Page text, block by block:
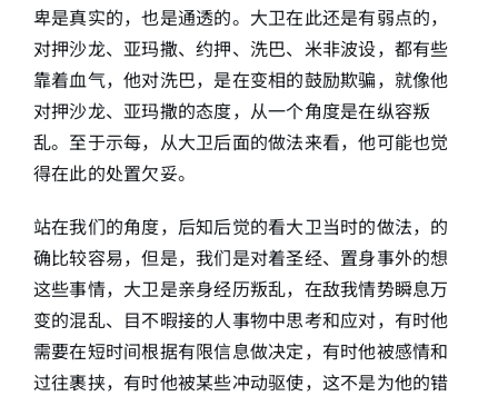
卑是真实的，也是通透的。大卫在此还是有弱点的，
对押沙龙、亚玛撒、约押、洗巴、米非波设，都有些
靠着血气，他对洗巴，是在变相的鼓励欺骗，就像他
对押沙龙、亚玛撒的态度，从一个角度是在纵容叛
乱。至于示每，从大卫后面的做法来看，他可能也觉
得在此的处置欠妥。
站在我们的角度，后知后觉的看大卫当时的做法，的
确比较容易，但是，我们是对着圣经、置身事外的想
这些事情，大卫是亲身经历叛乱，在敌我情势瞬息万
变的混乱、目不暇接的人事物中思考和应对，有时他
需要在短时间根据有限信息做决定，有时他被感情和
过往裹挟，有时他被某些冲动驱使，这不是为他的错